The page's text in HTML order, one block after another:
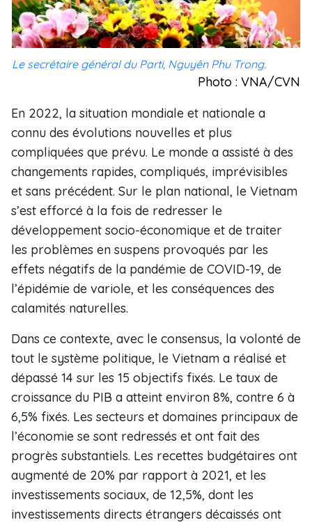
Le secrétaire général du Parti, Nguyên Phu Trong.
Photo : VNA/CVN
En 2022, la situation mondiale et nationale a
connu des évolutions nouvelles et plus
compliquées que prévu. Le monde a assisté à des
changements rapides, compliqués, imprévisibles
et sans précédent. Sur le plan national, le Vietnam
s’est efforcé à la fois de redresser le
développement socio-économique et de traiter
les problèmes en suspens provoqués par les
effets négatifs de la pandémie de COVID-19, de
l’épidémie de variole, et les conséquences des
calamités naturelles.
Dans ce contexte, avec le consensus, la volonté de
tout le système politique, le Vietnam a réalisé et
dépassé 14 sur les 15 objectifs fixés. Le taux de
croissance du PIB a atteint environ 8%, contre 6 à
6,5% fixés. Les secteurs et domaines principaux de
l’économie se sont redressés et ont fait des
progrès substantiels. Les recettes budgétaires ont
augmenté de 20% par rapport à 2021, et les
investissements sociaux, de 12,5%, dont les
investissements directs étrangers décaissés ont